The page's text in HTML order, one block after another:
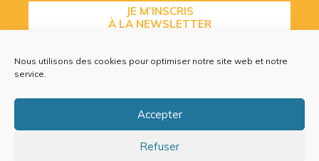
Nous utilisons des cookies pour optimiser notre site web et notre
service.
Accepter
Refuser
JE M’INSCRIS
À LA NEWSLETTER